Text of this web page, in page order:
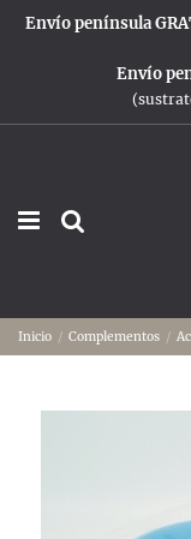
Envío península
Envío
Inicio Complementos